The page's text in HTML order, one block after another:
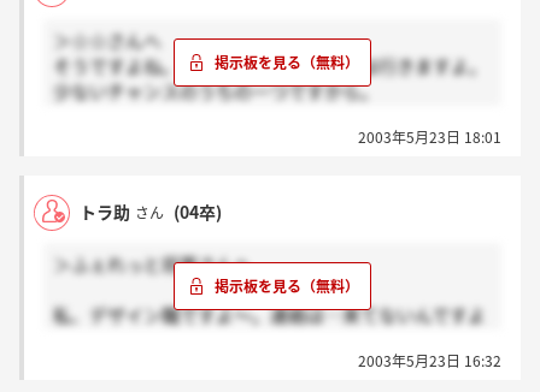
＞☆☆さんへ
そうですよね。迷いますよね。でも僕は行きますよ。
少ないチャンスのうちの一つですから。
片道8時間と過酷ですが、往復で9000円ですみます。
新幹線なら片道10000円以上かかります。
2003年5月23日 18:01
トラ助 さん (04卒)
＞ふぇれっと将軍さんへ
私、デザイン職ですよ～。連絡は…来てないんですよ
ていたので…(苦笑)。というか、特にデザインって賭
2003年5月23日 16:32